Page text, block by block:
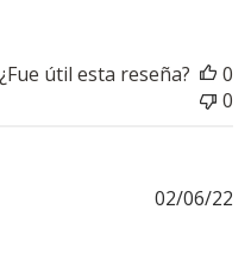
¿Fue útil esta reseña?
0
0
02/06/22